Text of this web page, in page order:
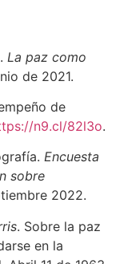
La paz como
de 2021.
de
n9.cl/82l3o.
Encuesta
sobre
2022.
. Sobre la paz
en la